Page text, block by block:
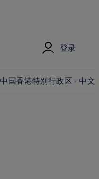
登录
更改国家/地区和语言
中国香港特别行政区 - 中文